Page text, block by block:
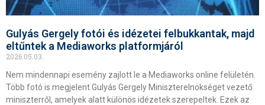
Gulyás Gergely fotói és idézetei felbukkantak, majd
eltűntek a Mediaworks platformjáról
2026.05.03.
Nem mindennapi esemény zajlott le a Mediaworks online felületén.
Több fotó is megjelent Gulyás Gergely Miniszterelnökséget vezető
miniszterről, amelyek alatt különös idézetek szerepeltek. Ezek az